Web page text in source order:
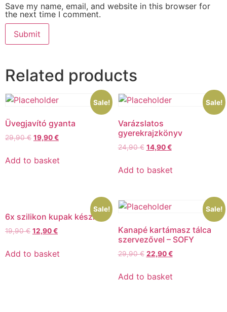
Save my name, email, and website in this browser for
the next time I comment.
Related products
Sale!
Üvegjavító gyanta
29,90€ 19,90€
Add to basket
Sale!
Varázslatos
gyerekrajzkönyv
24,90€ 14,90€
Add to basket
Sale!
6x szilikon kupak készlet
19,90€ 12,90€
Add to basket
Sale!
Kanapé kartámasz tálca
szervezővel – SOFY
29,90€ 22,90€
Add to basket